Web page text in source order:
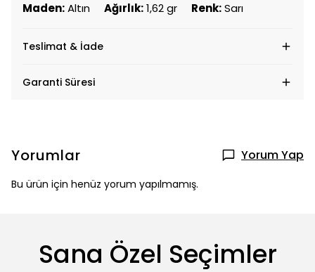
Maden:Altın Ağırlık:1,62 gr Renk:Sarı
Teslimat & İade
Garanti Süresi
Yorumlar Yorum Yap
Bu ürün için henüz yorum yapılmamış.
Sana Özel Seçimler